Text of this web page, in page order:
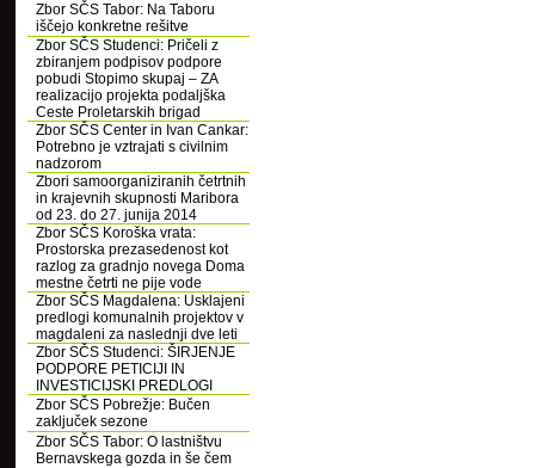
Zbor SČS Tabor: Na Taboru
iščejo konkretne rešitve
Zbor SČS Studenci: Pričeli z
zbiranjem podpisov podpore
pobudi Stopimo skupaj – ZA
realizacijo projekta podaljška
Ceste Proletarskih brigad
Zbor SČS Center in Ivan Cankar:
Potrebno je vztrajati s civilnim
nadzorom
Zbori samoorganiziranih četrtnih
in krajevnih skupnosti Maribora
od 23. do 27. junija 2014
Zbor SČS Koroška vrata:
Prostorska prezasedenost kot
razlog za gradnjo novega Doma
mestne četrti ne pije vode
Zbor SČS Magdalena: Usklajeni
predlogi komunalnih projektov v
magdaleni za naslednji dve leti
Zbor SČS Studenci: ŠIRJENJE
PODPORE PETICIJI IN
INVESTICIJSKI PREDLOGI
Zbor SČS Pobrežje: Bučen
zaključek sezone
Zbor SČS Tabor: O lastništvu
Bernavskega gozda in še čem